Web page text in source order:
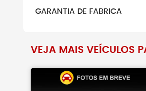
GARANTIA DE FABRICA
VEJA MAIS VEÍCULOS